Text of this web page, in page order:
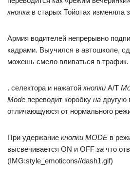
кнопка в старых Тойотах изменяла
Армия водителей непрерывно
кадрами. Выучился в автошколе,
можешь смело вливаться в трафик.
. селектора и нажатой кнопки A/T
Mode переводит коробку на другую
отличающуюся от нормального
При удержание кнопки MODE в
высвечивается ON и OFF за что
(IMG:style_emoticons//dash1.gif)